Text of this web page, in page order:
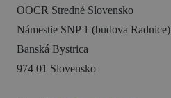
OOCR Stredné Slovensko
Námestie SNP 1 (budova Radnice)
Banská Bystrica
974 01 Slovensko